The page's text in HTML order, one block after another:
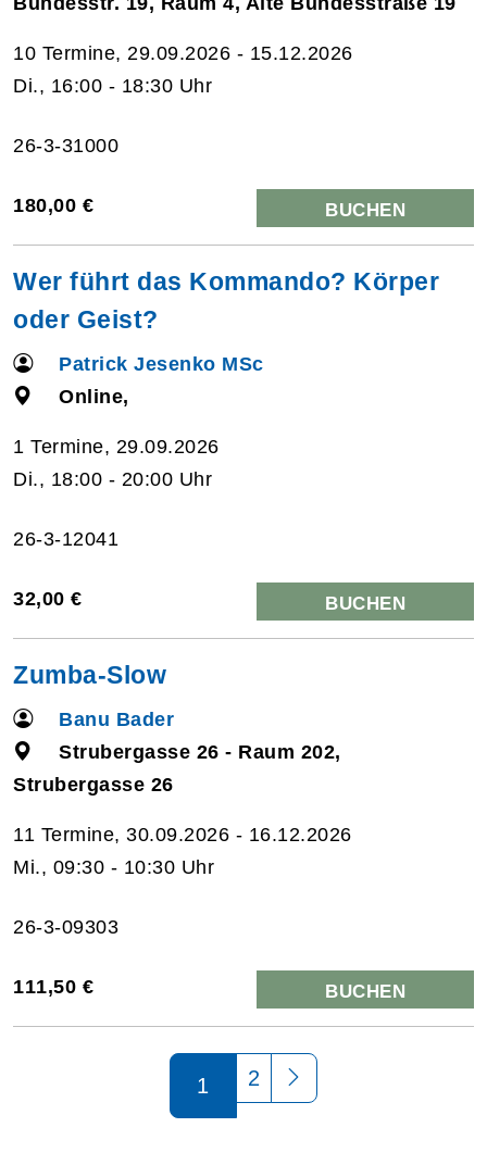
10 Termine, 29.09.2026 - 15.12.2026
Di., 16:00 - 18:30 Uhr
26-3-31000
180,00 € BUCHEN
Wer führt das Kommando? Körper
oder Geist?
Patrick Jesenko MSc
Online,
1 Termine, 29.09.2026
Di., 18:00 - 20:00 Uhr
26-3-12041
32,00 € BUCHEN
Zumba-Slow
Banu Bader
Strubergasse 26 - Raum 202,
Strubergasse 26
11 Termine, 30.09.2026 - 16.12.2026
Mi., 09:30 - 10:30 Uhr
26-3-09303
111,50 € BUCHEN
1 2